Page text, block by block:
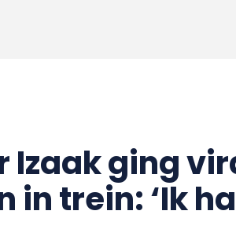
Izaak ging
trein: ‘Ik